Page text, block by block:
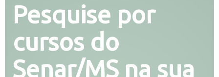
Pesquise por
cursos do
Senar/MS na sua